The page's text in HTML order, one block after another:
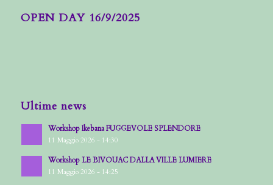
OPEN DAY 16/9/2025
Ultime news
Workshop Ikebana FUGGEVOLE SPLENDORE
11 Maggio 2026 - 14:30
Workshop LE BIVOUAC DALLA VILLE LUMIERE
11 Maggio 2026 - 14:25